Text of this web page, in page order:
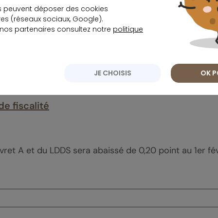
des livrets réglementés reculent. Le LEP
fiscalité
A et du LDDS sera abaissé de 0,20 point au 1er
peuvent déposer des cookies
(réseaux sociaux, Google).
partenaires consultez notre politique
JE CHOISIS OK